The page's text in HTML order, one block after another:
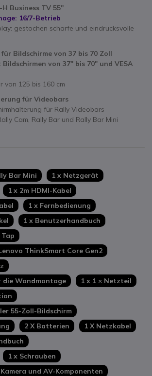
H Business TV 55''
16/7-Betrieb
gestochen scharfe und eindrucksvolle
Bildschirme von 37 bis 70 Zoll
Bildschirmen von 37" bis 70" und VESA
von 125 bis 160 cm
für Videobars
für Rally Videobars
Cam, Rally Bar und Rally Bar Mini
Bar Mini
1 x Netzgerät
1 x 2m HDMI-Kabel
1 x Fernbedienung
1 x Benutzerhandbuch
ThinkSmart Core Gen2
die Wandmontage
1 x 1 × Netzteil
55-Zoll-Bildschirm
2 X Batterien
1 X Netzkabel
1 x Schrauben
und AV-Komponenten